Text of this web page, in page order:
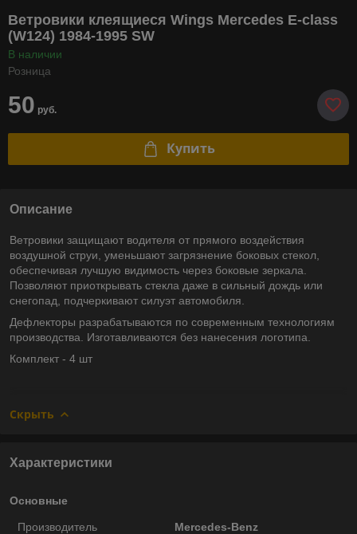
Ветровики клеящиеся Wings Mercedes E-class
(W124) 1984-1995 SW
В наличии
Розница
50 руб.
Купить
Описание
Ветровики защищают водителя от прямого воздействия
воздушной струи, уменьшают загрязнение боковых стекол,
обеспечивая лучшую видимость через боковые зеркала.
Позволяют приоткрывать стекла даже в сильный дождь или
снегопад, подчеркивают силуэт автомобиля.
Дефлекторы разрабатываются по современным технологиям
производства.
Изготавливаются без нанесения логотипа.
Комплект - 4 шт
Скрыть
Характеристики
Основные
Производитель
Mercedes-Benz